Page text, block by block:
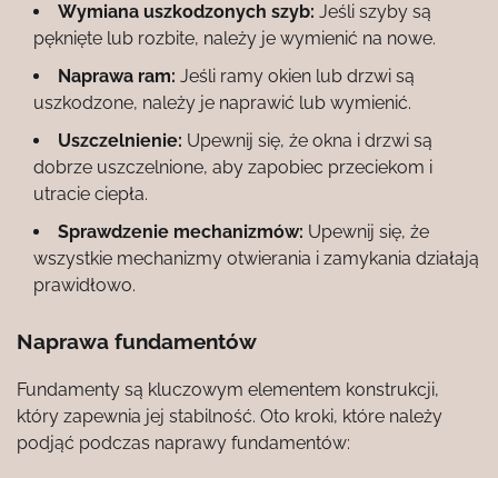
Wymiana uszkodzonych szyb: Jeśli szyby są
pęknięte lub rozbite, należy je wymienić na nowe.
Naprawa ram: Jeśli ramy okien lub drzwi są
uszkodzone, należy je naprawić lub wymienić.
Uszczelnienie: Upewnij się, że okna i drzwi są
dobrze uszczelnione, aby zapobiec przeciekom i
utracie ciepła.
Sprawdzenie mechanizmów: Upewnij się, że
wszystkie mechanizmy otwierania i zamykania działają
prawidłowo.
Naprawa fundamentów
Fundamenty są kluczowym elementem konstrukcji,
który zapewnia jej stabilność. Oto kroki, które należy
podjąć podczas naprawy fundamentów: